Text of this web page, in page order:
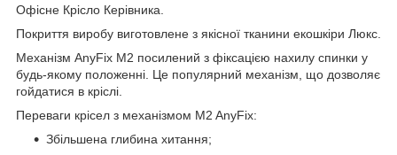
Офісне Крісло Керівника.
Покриття виробу виготовлене з якісної тканини екошкіри Люкс.
Механізм AnyFix М2 посилений з фіксацією нахилу спинки у
будь-якому положенні. Це популярний механізм, що дозволяє
гойдатися в кріслі.
Переваги крісел з механізмом M2 AnyFix:
Збільшена глибина хитання;